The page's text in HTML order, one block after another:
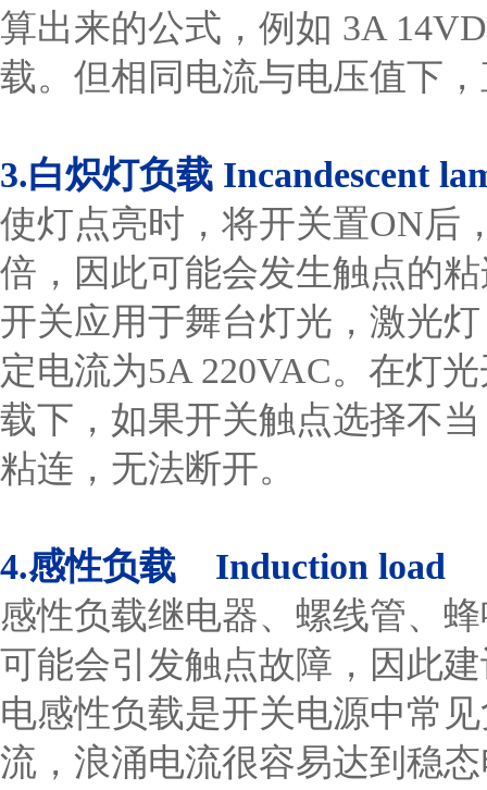
算出来的公式，例如 3A
载。但相同电流与电压值下
3.白炽灯负载 Incandescent
使灯点亮时，将开关置ON后
倍，因此可能会发生触点的
开关应用于舞台灯光，激光
定电流为5A 220VAC。在灯
载下，如果开关触点选择不
粘连，无法断开。
4.感性负载 Induction load
感性负载继电器、螺线管、
可能会引发触点故障，因此
电感性负载是开关电源中常
流，浪涌电流很容易达到稳